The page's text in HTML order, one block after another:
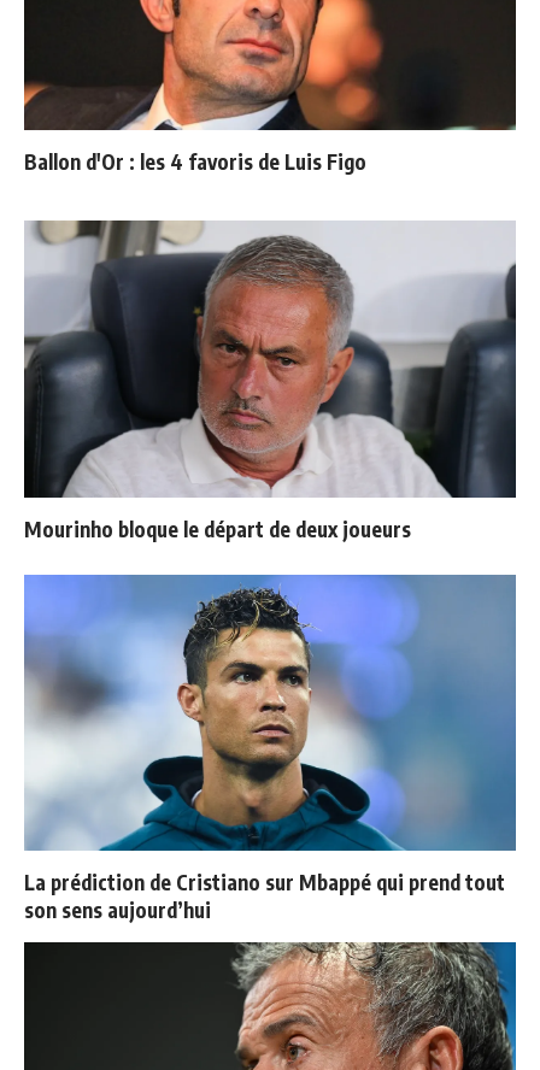
Ballon d'Or : les 4 favoris de Luis Figo
Mourinho bloque le départ de deux joueurs
La prédiction de Cristiano sur Mbappé qui prend tout
son sens aujourd’hui